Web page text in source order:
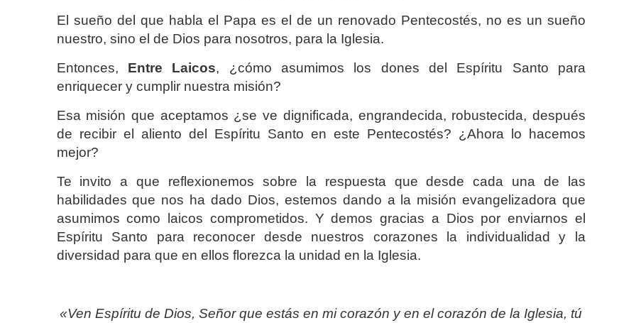
El sueño del que habla el Papa es el de un renovado Pentecostés, no es un sueño
nuestro, sino el de Dios para nosotros, para la Iglesia.
Entonces, Entre Laicos, ¿cómo asumimos los dones del Espíritu Santo para
enriquecer y cumplir nuestra misión?
Esa misión que aceptamos ¿se ve dignificada, engrandecida, robustecida, después
de recibir el aliento del Espíritu Santo en este Pentecostés? ¿Ahora lo hacemos
mejor?
Te invito a que reflexionemos sobre la respuesta que desde cada una de las
habilidades que nos ha dado Dios, estemos dando a la misión evangelizadora que
asumimos como laicos comprometidos. Y demos gracias a Dios por enviarnos el
Espíritu Santo para reconocer desde nuestros corazones la individualidad y la
diversidad para que en ellos florezca la unidad en la Iglesia.
«Ven Espíritu de Dios, Señor que estás en mi corazón y en el corazón de la Iglesia, tú